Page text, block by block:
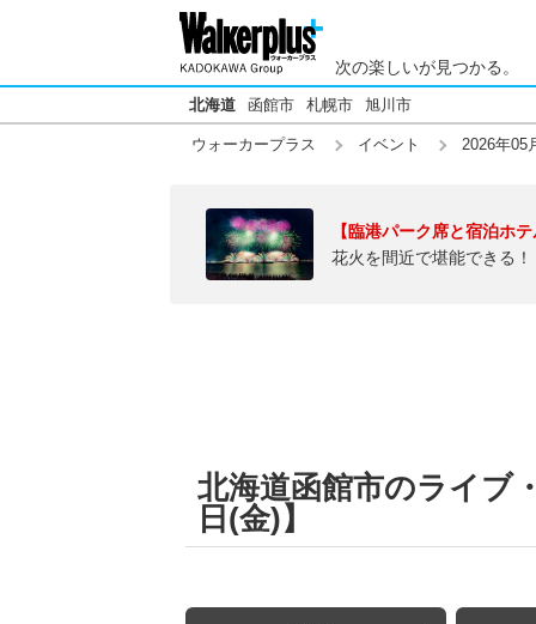
次の楽しいが見つかる。
北海道 函館市 札幌市 旭川市
ウォーカープラス イベント 2026年05
【臨港パーク席と宿泊ホ
花火を間近で堪能できる
北海道函館市のライブ
日(金)】